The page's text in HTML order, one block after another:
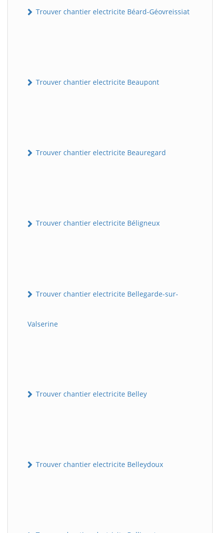
Trouver chantier electricite Béard-Géovreissiat
Trouver chantier electricite Beaupont
Trouver chantier electricite Beauregard
Trouver chantier electricite Béligneux
Trouver chantier electricite Bellegarde-sur-
Valserine
Trouver chantier electricite Belley
Trouver chantier electricite Belleydoux